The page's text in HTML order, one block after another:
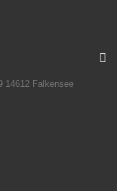
14612 Falkensee